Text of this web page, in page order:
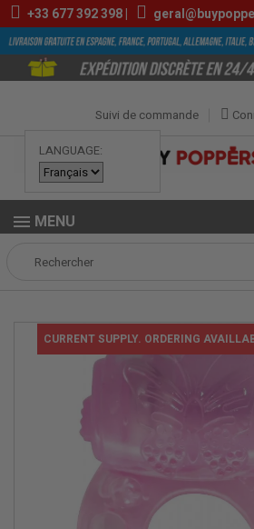
+33 677 392 398|
LANGUAGE:
Suivi de commande
MENU
CURRENT SUPPLY. ORDERING